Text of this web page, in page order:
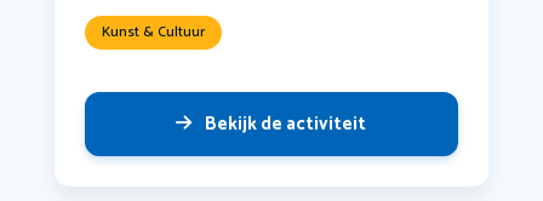
Kunst & Cultuur
Bekijk de activiteit